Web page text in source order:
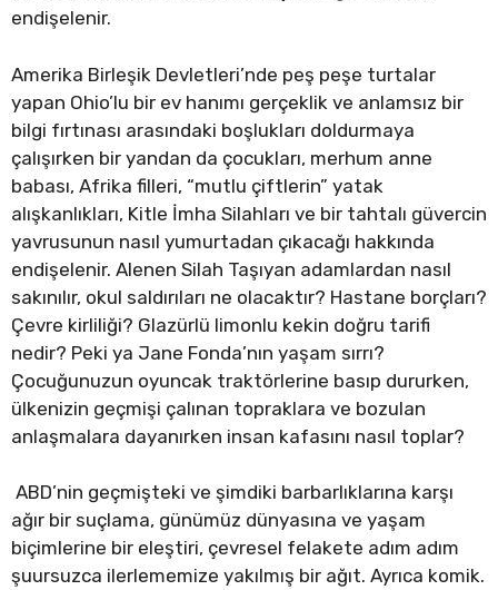
endişelenir.
Amerika Birleşik Devletleri’nde peş peşe turtalar
yapan Ohio’lu bir ev hanımı gerçeklik ve anlamsız bir
bilgi fırtınası arasındaki boşlukları doldurmaya
çalışırken bir yandan da çocukları, merhum anne
babası, Afrika filleri, “mutlu çiftlerin” yatak
alışkanlıkları, Kitle İmha Silahları ve bir tahtalı güvercin
yavrusunun nasıl yumurtadan çıkacağı hakkında
endişelenir. Alenen Silah Taşıyan adamlardan nasıl
sakınılır, okul saldırıları ne olacaktır? Hastane borçları?
Çevre kirliliği? Glazürlü limonlu kekin doğru tarifi
nedir? Peki ya Jane Fonda’nın yaşam sırrı?
Çocuğunuzun oyuncak traktörlerine basıp dururken,
ülkenizin geçmişi çalınan topraklara ve bozulan
anlaşmalara dayanırken insan kafasını nasıl toplar?
ABD’nin geçmişteki ve şimdiki barbarlıklarına karşı
ağır bir suçlama, günümüz dünyasına ve yaşam
biçimlerine bir eleştiri, çevresel felakete adım adım
şuursuzca ilerlememize yakılmış bir ağıt. Ayrıca komik.